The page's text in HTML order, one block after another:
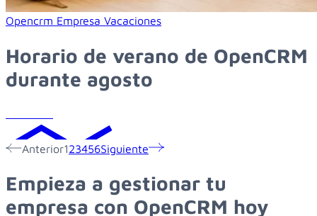
Learn more about horario de verano de opencrm durante
Opencrm Empresa Vacaciones
Horario de verano de OpenCRM
durante agosto
Anterior123456Siguiente
Empieza a gestionar tu
empresa con OpenCRM hoy